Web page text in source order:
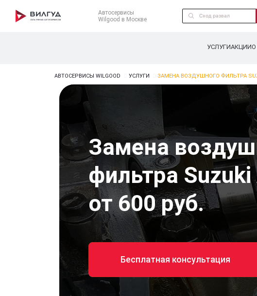
Автосервисы
Wilgood в Москве
УСЛУГИАКЦИИО
АВТОСЕРВИСЫ WILGOOD УСЛУГИ ЗАМЕНА ВОЗДУШНОГО ФИЛЬТРА
Замена
фильтра
от 600 руб.
Бесплатная консультация